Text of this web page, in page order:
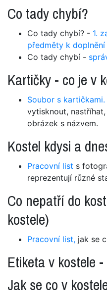
Co tady chybí?
Co tady chybí? - 1.
předměty k doplnění
Co tady chybí -
Kartičky - co je v
Soubor s kartičkami.
vytisknout,
obrázek s názvem.
Kostel kdysi a
Pracovní list s
reprezentují různé
Co nepatří do
kostele)
Pracovní list, jak se
Etiketa v kostele -
Jak se co v